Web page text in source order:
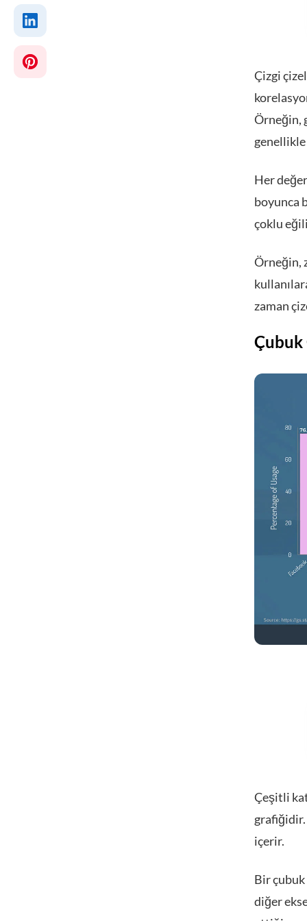
Çizgi
Örneğin,
Her
boyunca
çoklu
Örneğin,
zaman
Çeşitli
içerir.
Bir
diğer